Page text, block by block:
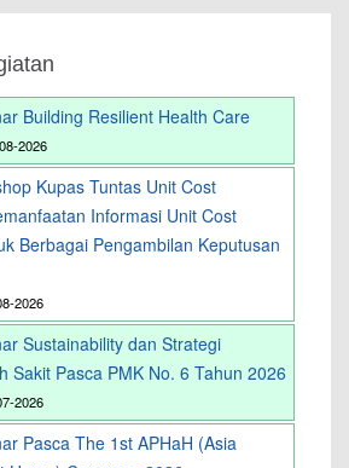
Building Resilient Health Care
2026
Kupas Tuntas Unit Cost
Informasi Unit Cost
Berbagai Pengambilan Keputusan
2026
Sustainability dan Strategi
Sakit Pasca PMK No. 6 Tahun 2026
2026
Pasca The 1st APHaH (Asia